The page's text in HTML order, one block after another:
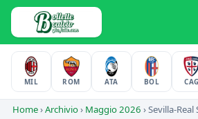
MIL ROM ATA BOL CAG
Home›Archivio› Maggio 2026 ›Sevilla-Real